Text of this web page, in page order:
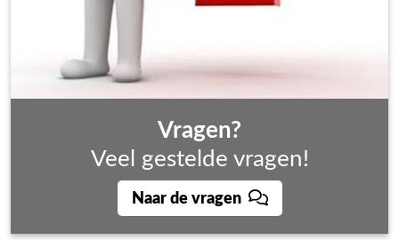
Vragen?
Veel gestelde vragen!
Naar de vragen